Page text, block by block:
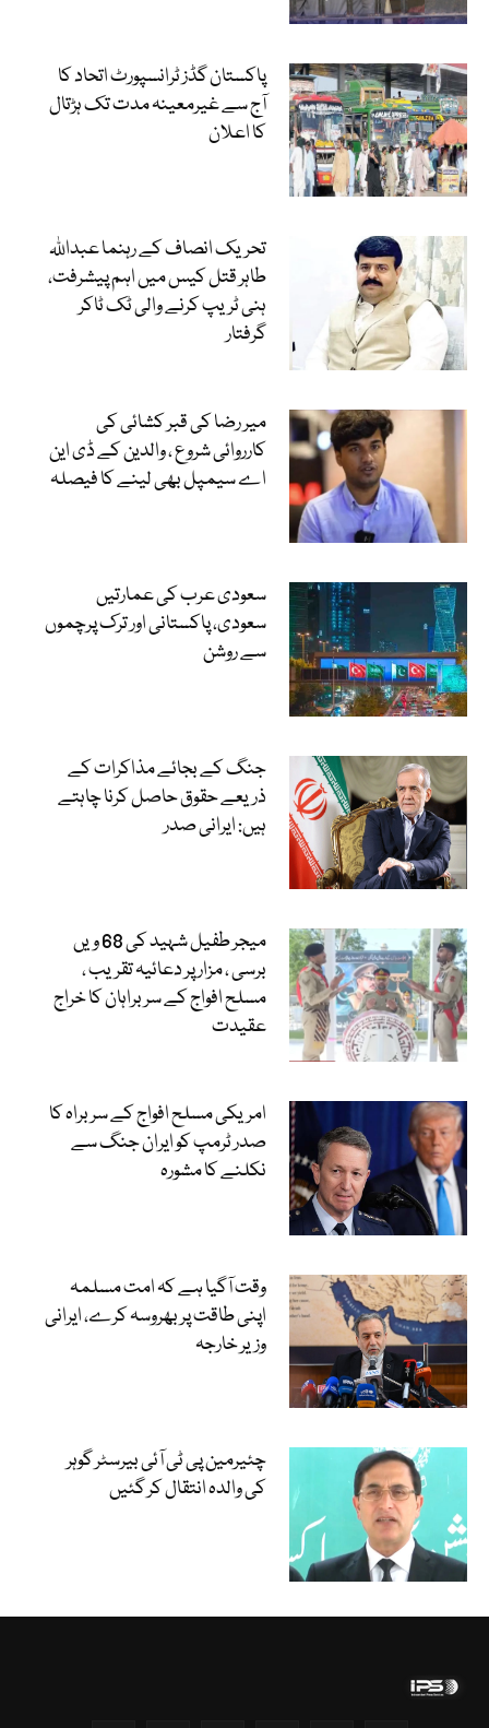
پاکستان گڈز ٹرانسپورٹ اتحاد کا
آج سے غیرمعینہ مدت تک ہڑتال
کا اعلان
تحریک انصاف کے رہنما عبداللہ
طاہر قتل کیس میں اہم پیشرفت،
ہنی ٹریپ کرنے والی ٹک ٹاکر
گرفتار
میر رضا کی قبر کشائی کی
کارروائی شروع ، والدین کے ڈی این
اے سیمپل بھی لینے کا فیصلہ
سعودی عرب کی عمارتیں
سعودی، پاکستانی اور ترک پرچموں
سے روشن
جنگ کے بجائے مذاکرات کے
ذریعے حقوق حاصل کرنا چاہتے
ہیں: ایرانی صدر
میجر طفیل شہید کی 68 ویں
برسی ، مزار پر دعائیہ تقریب ،
مسلح افواج کے سربراہان کا خراج
عقیدت
امریکی مسلح افواج کے سربراہ کا
صدر ٹرمپ کو ایران جنگ سے
نکلنے کا مشورہ
وقت آگیا ہے کہ امت مسلمہ
اپنی طاقت پر بھروسہ کرے، ایرانی
وزیر خارجہ
چئیرمین پی ٹی آئی بیرسٹر گوہر
کی والدہ انتقال کر گئیں